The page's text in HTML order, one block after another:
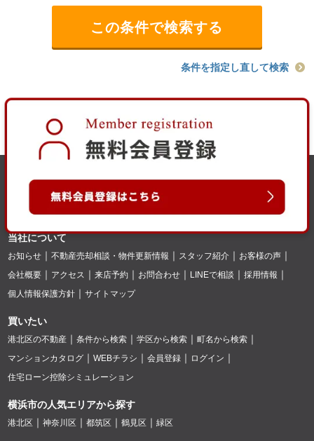
条件を指定し直して検索
当社について
お知らせ 不動産売却相談・物件更新情報 スタッフ紹介
お客様の声
会社概要
アクセス 来店予約 お問合わせ LINEで相談
採用情報
個人情報保護方針
サイトマップ
買いたい
港北区の不動産 条件から検索 学区から検索
町名から検索
マンションカタログ
WEBチラシ 会員登録
ログイン
住宅ローン控除シミュレーション
横浜市の人気エリアから探す
港北区 神奈川区 都筑区 鶴見区 緑区